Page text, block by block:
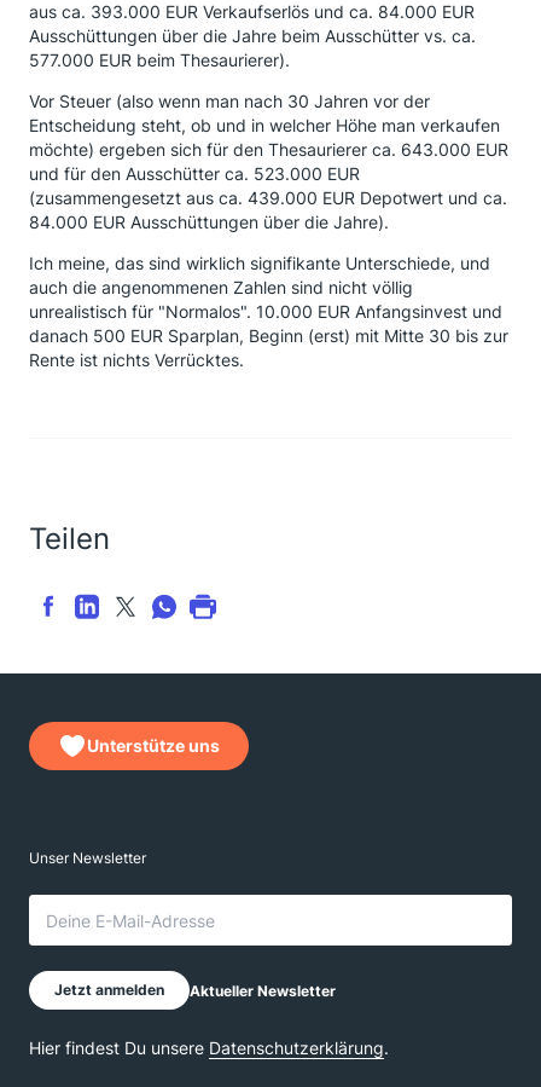
aus ca. 393.000 EUR Verkaufserlös und ca. 84.000 EUR
Ausschüttungen über die Jahre beim Ausschütter vs. ca.
577.000 EUR beim Thesaurierer).
Vor Steuer (also wenn man nach 30 Jahren vor der
Entscheidung steht, ob und in welcher Höhe man verkaufen
möchte) ergeben sich für den Thesaurierer ca. 643.000 EUR
und für den Ausschütter ca. 523.000 EUR
(zusammengesetzt aus ca. 439.000 EUR Depotwert und ca.
84.000 EUR Ausschüttungen über die Jahre).
Ich meine, das sind wirklich signifikante Unterschiede, und
auch die angenommenen Zahlen sind nicht völlig
unrealistisch für "Normalos". 10.000 EUR Anfangsinvest und
danach 500 EUR Sparplan, Beginn (erst) mit Mitte 30 bis zur
Rente ist nichts Verrücktes.
Teilen
Unterstütze uns